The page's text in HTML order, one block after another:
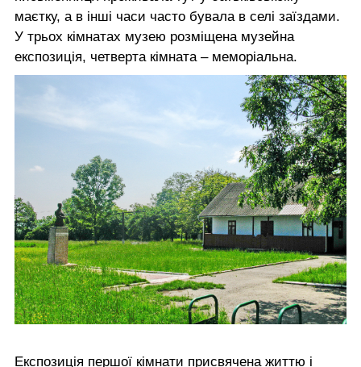
маєтку, а в інші часи часто бувала в селі заїздами.
У трьох кімнатах музею розміщена музейна
експозиція, четверта кімната – меморіальна.
Експозиція першої кімнати присвячена життю і